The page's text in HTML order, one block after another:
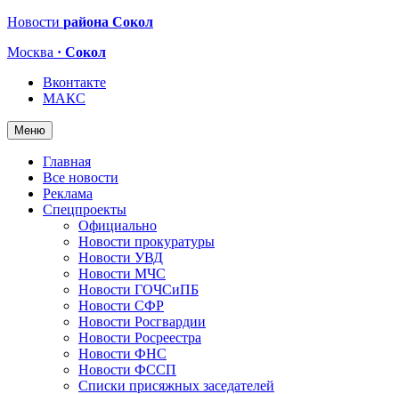
Новости района Сокол
Москва · Сокол
Вконтакте
МАКС
Меню
Главная
Все новости
Реклама
Спецпроекты
Официально
Новости прокуратуры
Новости УВД
Новости МЧС
Новости ГОЧСиПБ
Новости СФР
Новости Росгвардии
Новости Росреестра
Новости ФНС
Новости ФССП
Списки присяжных заседателей